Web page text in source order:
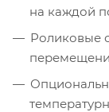
на каждой
Роликовые